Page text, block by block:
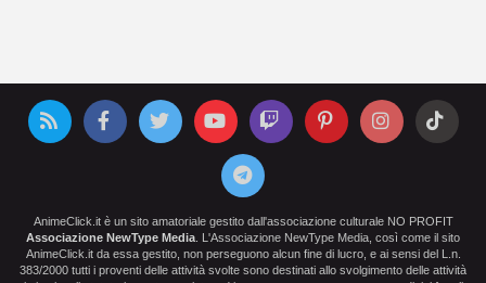
AnimeClick.it è un sito amatoriale gestito dall'associazione culturale NO PROFIT
Associazione NewType Media . L'Associazione NewType Media, così come il sito
AnimeClick.it da essa gestito, non perseguono alcun fine di lucro, e ai sensi del L.n.
383/2000 tutti i proventi delle attività svolte sono destinati allo svolgimento delle attività